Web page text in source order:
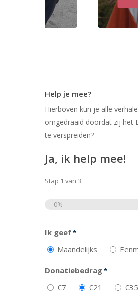
Help je mee?
Hierboven kun je alle
omgedraaid doordat zij het
te verspreiden?
Ja, ik help mee!
Stap 1 van3
0%
Ik geef*
Maandelijks
Donatiebedrag*
€7 €21 €35